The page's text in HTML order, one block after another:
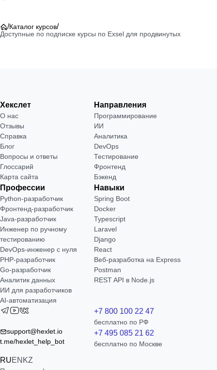
/Каталог курсов/
Доступные по подписке курсы по Exsel для продвинутых
Хекслет
О нас
Отзывы
Справка
Блог
Вопросы и ответы
Глоссарий
Карта сайта
Направления
Программирование
ИИ
Аналитика
DevOps
Тестирование
Фронтенд
Бэкенд
Профессии
Python-разработчик
Фронтенд-разработчик
Java-разработчик
Инженер по ручному
тестированию
DevOps-инженер с нуля
РНР-разработчик
Go-разработчик
Аналитик данных
ИИ для разработчиков
AI-автоматизация
Навыки
Spring Boot
Docker
Typescript
Laravel
Django
React
Веб-разработка на Express
Postman
REST API в Node.js
support@hexlet.io
t.me/hexlet_help_bot
RUEN KZ
+7 800 100 22 47
бесплатно по РФ
+7 495 085 21 62
бесплатно по Москве